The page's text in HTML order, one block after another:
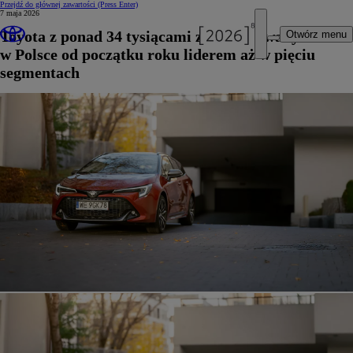
Przejdź do głównej zawartości (Press Enter)
Otwórz menu
7 maja 2026
Toyota z ponad 34 tysiącami zarejestrowanych aut
w Polsce od początku roku liderem aż w pięciu
segmentach